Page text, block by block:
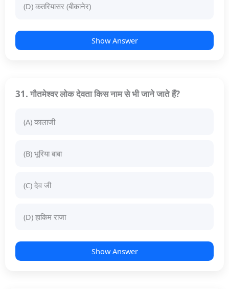
(D) कतरियासर (बीकानेर)
Show Answer
31. गौतमेश्वर लोक देवता किस नाम से भी जाने जाते हैं?
(A) कालाजी
(B) भूरिया बाबा
(C) देव जी
(D) हाकिम राजा
Show Answer